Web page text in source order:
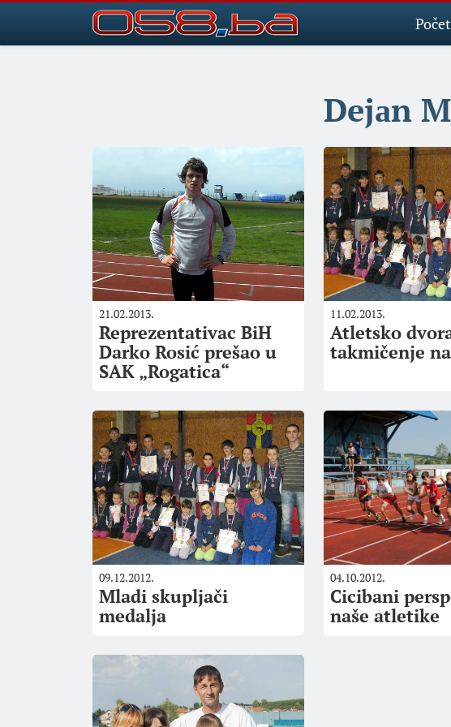
Dejаn
21.02.2013.
Reprezentativac BiH
Darko Rosić prešao u
SAK „Rogatica“
11.02.2013.
Atletsko
takmičenje
09.12.2012.
Mladi skupljači
medalja
04.10.2012.
Cicibani
naše atletike